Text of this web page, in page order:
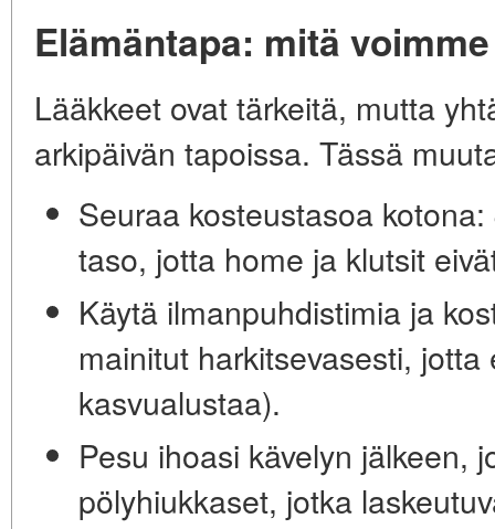
Elämäntapa: mitä
Lääkkeet ovat tärkeitä, mutta
arkipäivän tapoissa. Tässä
Seuraa kosteustasoa
taso, jotta home ja klutsit
Käytä ilmanpuhdistimia ja
mainitut harkitsevasesti,
kasvualustaa).
Pesu ihoasi kävelyn jälkeen,
pölyhiukkaset, jotka